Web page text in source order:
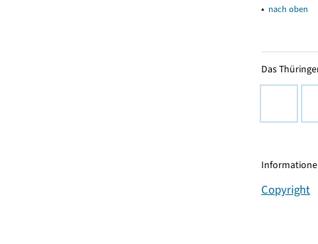
▴ nach oben
Das
Copyright